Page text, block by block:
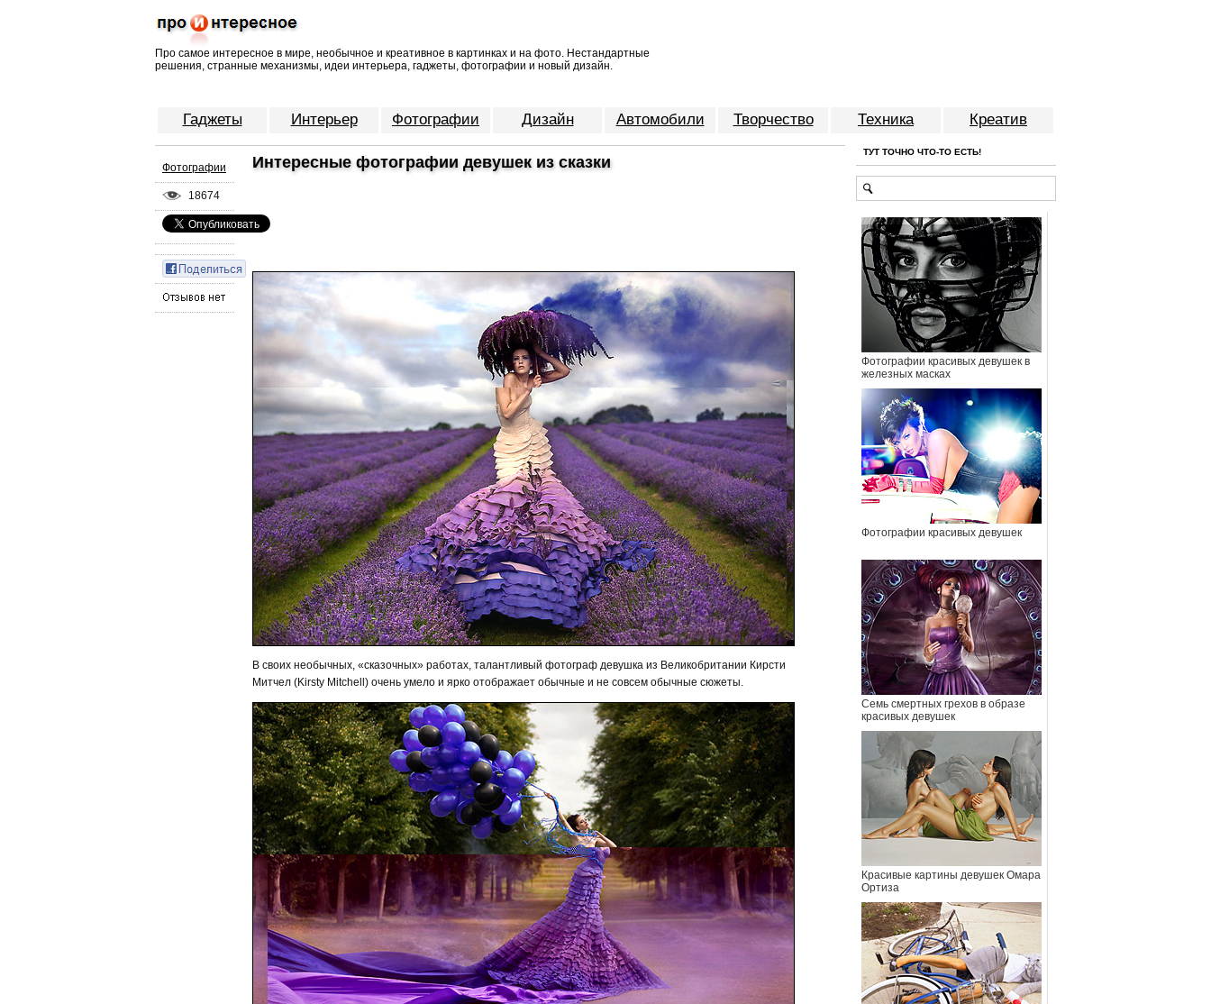
Про самое интересное в мире, необычное и креативное в картинках и на фото. Нестандартные
решения, странные механизмы, идеи интерьера, гаджеты, фотографии и новый дизайн.
Гаджеты Интерьер Фотографии Дизайн Автомобили Творчество Техника Креатив
Фотографии
18674
Интересные фотографии девушек из сказки
В своих необычных, «сказочных» работах, талантливый фотограф девушка из Великобритании Кирсти
Митчел (Kirsty Mitchell) очень умело и ярко отображает обычные и не совсем обычные сюжеты.
ТУТ ТОЧНО ЧТО-ТО ЕСТЬ!
Фотографии красивых девушек в
железных масках
Фотографии красивых девушек
Семь смертных грехов в образе
красивых девушек
Красивые картины девушек Омара
Ортиза